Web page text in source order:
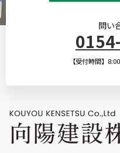
問い
【受付時間】